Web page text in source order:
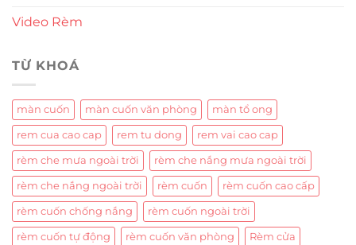
Video Rèm
TỪ KHOÁ
màn cuốn màn cuốn văn phòng màn tổ ong
rem cua cao cap rem tu dong rem vai cao cap
rèm che mưa ngoài trời rèm che nắng mưa ngoài trời
rèm che nắng ngoài trời rèm cuốn rèm cuốn cao cấp
rèm cuốn chống nắng rèm cuốn ngoài trời
rèm cuốn tự động rèm cuốn văn phòng Rèm cửa